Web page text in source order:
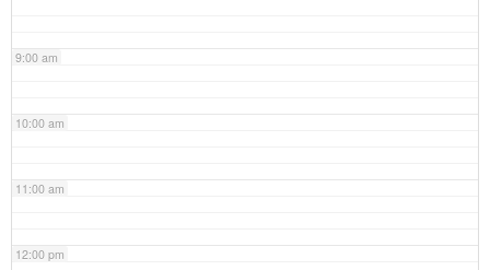
9:00 am
10:00 am
11:00 am
12:00 pm